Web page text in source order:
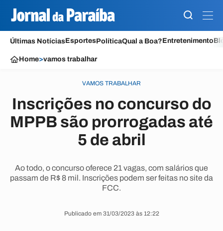
Últimas NotíciasEsportesPolíticaQual a Boa?Entretenimento
Home>vamos trabalhar
VAMOS TRABALHAR
Inscrições no concurso do
MPPB são prorrogadas até
5 de abril
Ao todo, o concurso oferece 21 vagas, com salários que
passam de R$ 8 mil. Inscrições podem ser feitas no site da
FCC.
Publicado em 31/03/2023 às 12:22